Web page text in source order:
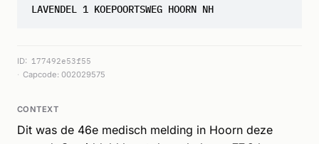
LAVENDEL 1 KOEPOORTSWEG HOORN NH
ID: 177492e53f55
Capcode: 002029575
CONTEXT
Dit was de 46e medisch melding in Hoorn deze